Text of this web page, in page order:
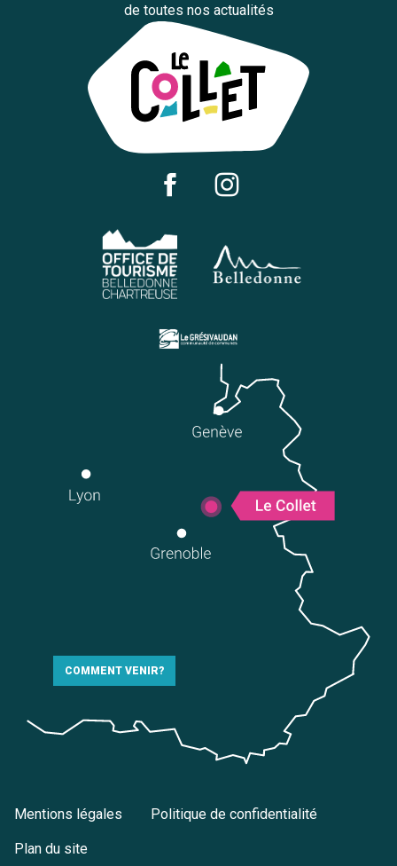
de toutes nos actualités
COMMENT VENIR?
Mentions légales Politique de confidentialité
Plan du site